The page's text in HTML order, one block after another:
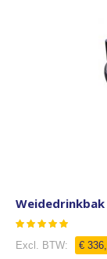
Waardering:
90
100
€